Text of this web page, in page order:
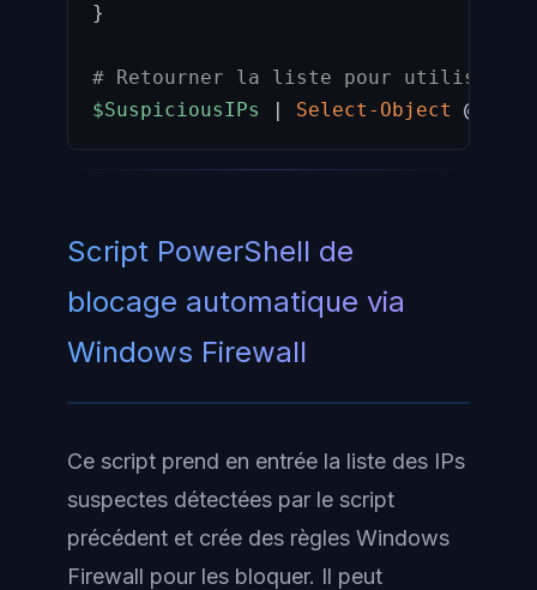
}
# Retourner la liste pour
$SuspiciousIPs
| Select-Object @
Script PowerShell de
blocage automatique via
Windows Firewall
Ce script prend en entrée la liste des IPs
suspectes détectées par le script
précédent et crée des règles Windows
Firewall pour les bloquer. Il peut